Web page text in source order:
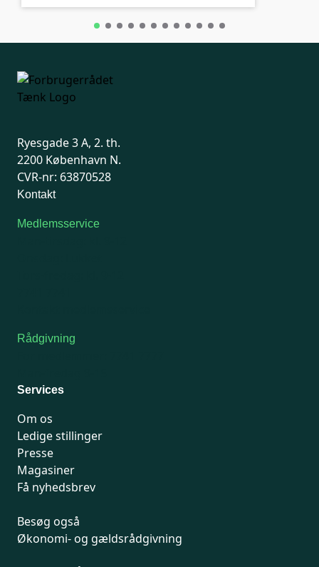
Ryesgade 3 A, 2. th.
2200 København N.
CVR-nr: 63870528
Kontakt
Medlemsservice
Rådgivning
Services
Om os
Ledige stillinger
Presse
Magasiner
Få nyhedsbrev
Besøg også
Økonomi- og gældsrådgivning